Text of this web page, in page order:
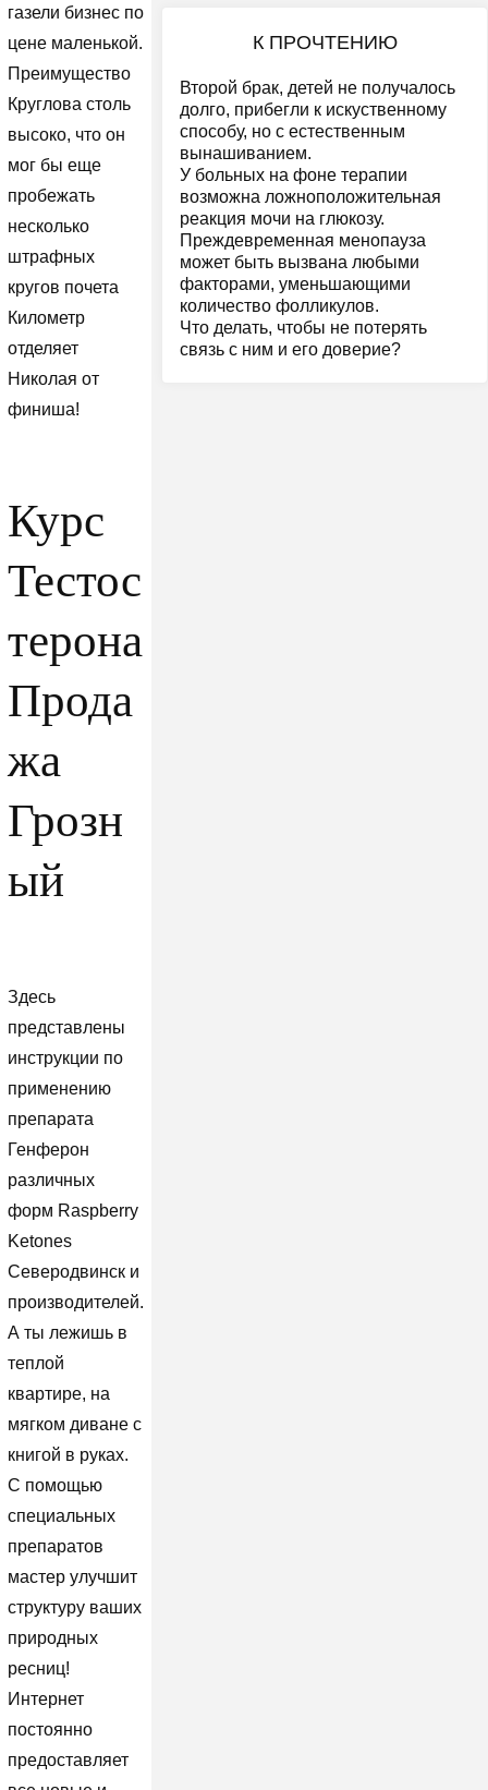
газели бизнес по
цене маленькой.
Преимущество
Круглова столь
высоко, что он
мог бы еще
пробежать
несколько
штрафных
кругов почета
Километр
отделяет
Николая от
финиша!
Курс
Тестос
терона
Прода
жа
Грозн
ый
Здесь
представлены
инструкции по
применению
препарата
Генферон
различных
форм Raspberry
Ketones
Северодвинск и
производителей.
А ты лежишь в
теплой
квартире, на
мягком диване с
книгой в руках.
С помощью
специальных
препаратов
мастер улучшит
структуру ваших
природных
ресниц!
Интернет
постоянно
предоставляет
К ПРОЧТЕНИЮ
Второй брак, детей не получалось
долго, прибегли к искуственному
способу, но с естественным
вынашиванием.
У больных на фоне терапии
возможна ложноположительная
реакция мочи на глюкозу.
Преждевременная менопауза
может быть вызвана любыми
факторами, уменьшающими
количество фолликулов.
Что делать, чтобы не потерять
связь с ним и его доверие?